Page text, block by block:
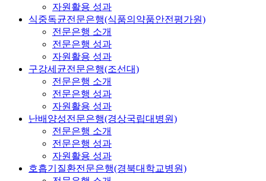
자원활용 성과
식중독균전문은행(식품의약품안전평가원)
전문은행 소개
전문은행 성과
자원활용 성과
구강세균전문은행(조선대)
전문은행 소개
전문은행 성과
자원활용 성과
난배양성전문은행(경상국립대병원)
전문은행 소개
전문은행 성과
자원활용 성과
호흡기질환전문은행(경북대학교병원)